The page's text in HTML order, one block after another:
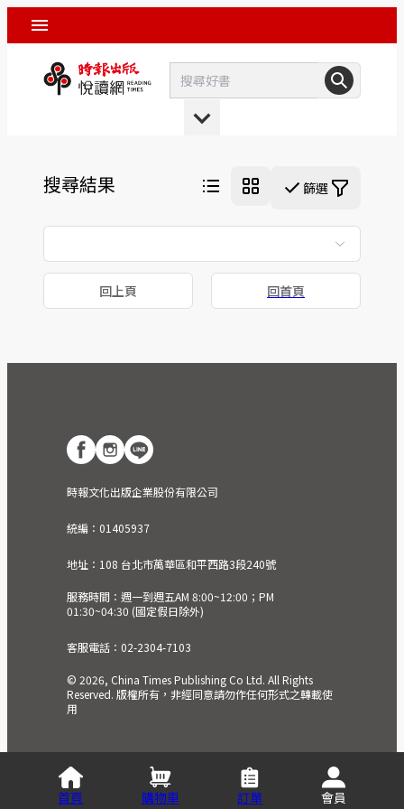
搜尋結果 篩選
回上頁 回首頁
時報文化出版企業股份有限公司
統編：01405937
地址：108 台北市萬華區和平西路3段240號
服務時間：週一到週五AM 8:00~12:00；PM
01:30~04:30 (國定假日除外)
客服電話：02-2304-7103
© 2026, China Times Publishing Co Ltd. All Rights
Reserved. 版權所有，非經同意請勿作任何形式之轉載使
用
首頁 購物車 訂單 會員